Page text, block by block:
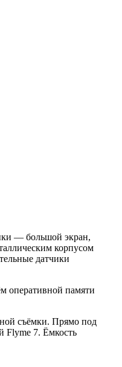
— большой экран,
корпусом
датчики
оперативной памяти
съёмки. Прямо под
Flyme 7. Ёмкость